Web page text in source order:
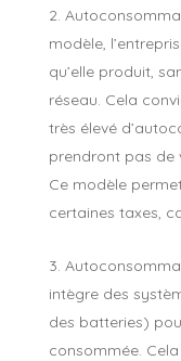
modèle,
qu’elle produit,
réseau. Cela
très élevé
prendront pas de
Ce modèle
certaines taxes,
intègre des
des batteries)
consommée.